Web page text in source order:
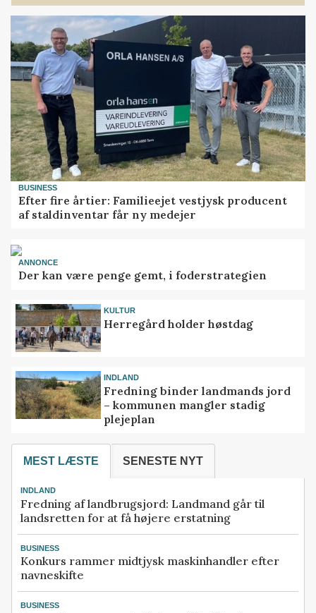
BUSINESS
Efter fire årtier: Familieejet vestjysk producent
af staldinventar får ny medejer
ANNONCE
Der kan være penge gemt, i foderstrategien
KULTUR
Herregård holder høstdag
INDLAND
Fredning binder landmands jord
– kommunen mangler stadig
plejeplan
MEST LÆSTE SENESTE NYT
INDLAND
Fredning af landbrugsjord: Landmand går til
landsretten for at få højere erstatning
BUSINESS
Konkurs rammer midtjysk maskinhandler efter
navneskifte
BUSINESS